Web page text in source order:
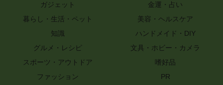
ガジェット
金運・占い
暮らし・生活・ペット
美容・ヘルスケア
知識
ハンドメイド・DIY
グルメ・レシピ
文具・ホビー・カメラ
スポーツ・アウトドア
嗜好品
ファッション
PR